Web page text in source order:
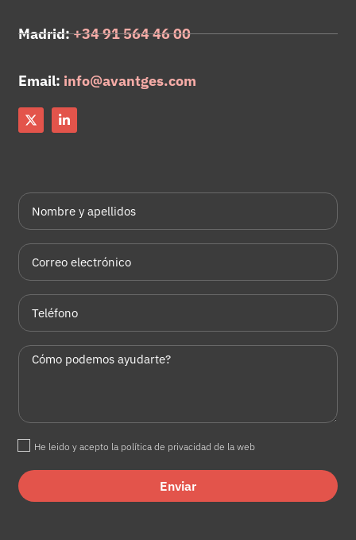
Madrid:+34 91 564 46 00
Email: info@avantges.com
He leido y acepto la política de privacidad de la web
Enviar